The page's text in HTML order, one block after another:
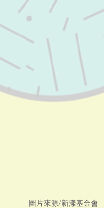
圖片來源/新漾基金會